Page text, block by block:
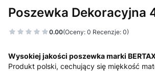
Poszewka Dekoracyjna
0.00(Oceny: 0 Recenzje: 0)
Wysokiej jakości poszewka marki
Produkt polski, cechujący się miękkość